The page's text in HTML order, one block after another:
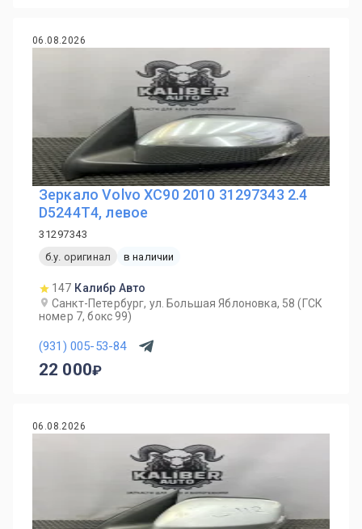
06.08.2026
Зеркало Volvo XC90 2010 31297343 2.4
D5244T4, левое
31297343
б.у. оригинал
в наличии
147 Калибр Авто
Санкт-Петербург, ул. Большая Яблоновка, 58 (ГСК
номер 7, бокс 99)
(931) 005-53-84
22 000
06.08.2026